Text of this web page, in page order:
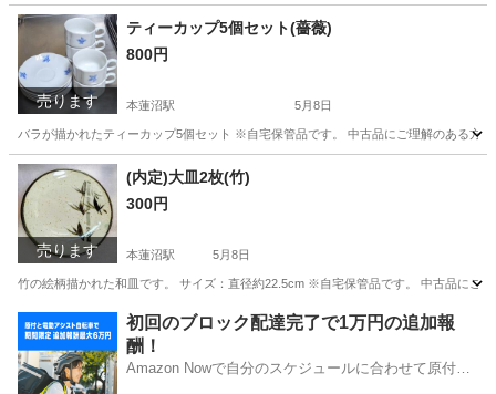
東京 板橋区 本蓮沼駅 生活雑貨 セット
売ります
ティーカップ5個セット(薔薇)
800円
本蓮沼駅 5月8日
バラが描かれたティーカップ5個セット ※自宅保管品です。 中古品にご理解のある方
東京 板橋区 本蓮沼駅 食器
売ります
(内定)大皿2枚(竹)
300円
本蓮沼駅 5月8日
竹の絵柄描かれた和皿です。 サイズ：直径約22.5cm ※自宅保管品です。 中古品にご
本蓮沼駅 食器 大皿
初回のブロック配達完了で1万円の追加報
酬！
Amazon Nowで自分のスケジュールに合わせて原付や